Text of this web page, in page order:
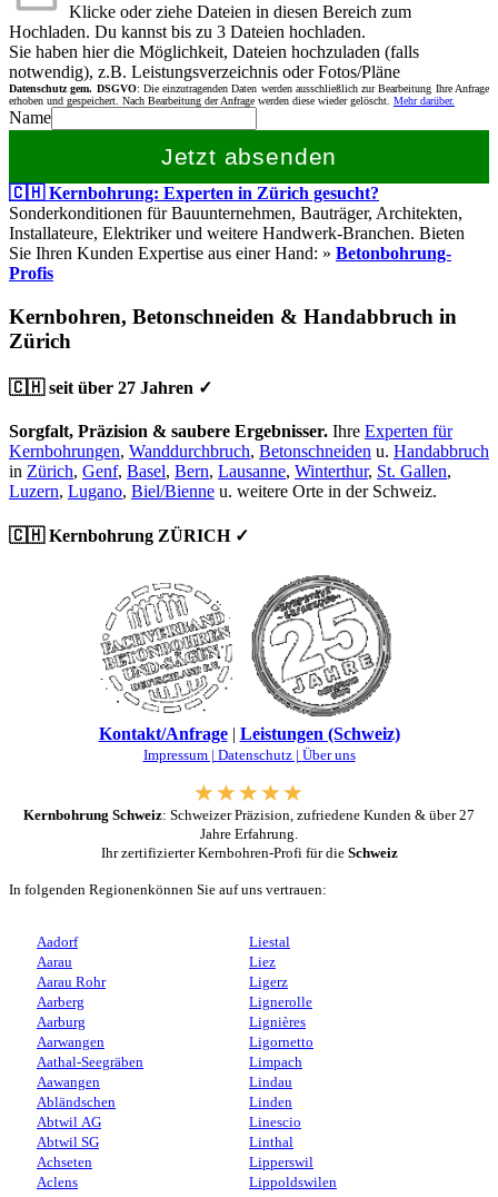
Klicke oder ziehe Dateien in diesen Bereich zum
Hochladen. Du kannst bis zu 3 Dateien hochladen.
Sie haben hier die Möglichkeit, Dateien hochzuladen (falls
notwendig), z.B. Leistungsverzeichnis oder Fotos/Pläne
Datenschutz gem. DSGVO: Die einzutragenden Daten werden ausschließlich zur Bearbeitung Ihre Anfrage
erhoben und gespeichert. Nach Bearbeitung der Anfrage werden diese wieder gelöscht. Mehr darüber.
Name
Jetzt absenden
🇨🇭 Kernbohrung: Experten in Zürich gesucht?
Sonderkonditionen für Bauunternehmen, Bauträger, Architekten,
Installateure, Elektriker und weitere Handwerk-Branchen. Bieten
Sie Ihren Kunden Expertise aus einer Hand: » Betonbohrung-
Profis
Kernbohren, Betonschneiden & Handabbruch in
Zürich
🇨🇭 seit über 27 Jahren ✓
Sorgfalt, Präzision & saubere Ergebnisser. Ihre Experten für
Kernbohrungen, Wanddurchbruch, Betonschneiden u. Handabbruch
in Zürich, Genf, Basel, Bern, Lausanne, Winterthur, St. Gallen,
Luzern, Lugano, Biel/Bienne u. weitere Orte in der Schweiz.
🇨🇭 Kernbohrung ZÜRICH ✓
Kontakt/Anfrage| Leistungen (Schweiz)
Impressum | Datenschutz | Über uns
Kernbohrung Schweiz: Schweizer Präzision, zufriedene Kunden & über 27
Jahre Erfahrung.
Ihr zertifizierter Kernbohren-Profi für die Schweiz
In folgenden Regionenkönnen Sie auf uns vertrauen:
Aadorf
Aarau
Aarau Rohr
Aarberg
Aarburg
Aarwangen
Aathal-Seegräben
Aawangen
Abländschen
Abtwil AG
Abtwil SG
Achseten
Aclens
Liestal
Liez
Ligerz
Lignerolle
Lignières
Ligornetto
Limpach
Lindau
Linden
Linescio
Linthal
Lipperswil
Lippoldswilen